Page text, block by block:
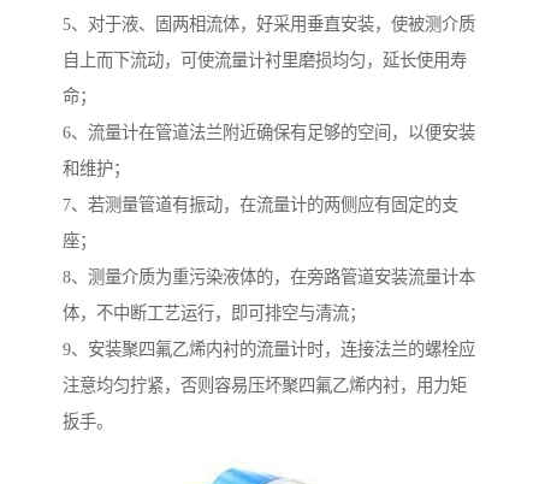
5、对于液、固两相流体，好采用垂直安装，使被测介质
自上而下流动，可使流量计衬里磨损均匀，延长使用寿
命；
6、流量计在管道法兰附近确保有足够的空间，以便安装
和维护；
7、若测量管道有振动，在流量计的两侧应有固定的支
座；
8、测量介质为重污染液体的，在旁路管道安装流量计本
体，不中断工艺运行，即可排空与清流；
9、安装聚四氟乙烯内衬的流量计时，连接法兰的螺栓应
注意均匀拧紧，否则容易压坏聚四氟乙烯内衬，用力矩
扳手。